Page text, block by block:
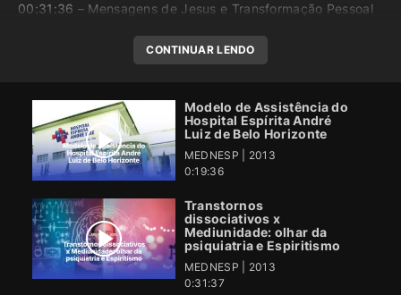
00:31:36 – Mensagens de Jesus e Transformação Pessoal
CONTINUAR LENDO
Modelo de Assistência do
Hospital Espírita André
Luiz de Belo Horizonte
MEDNESP | 2013
0:19:36
Transtornos
dissociativos x
Mediunidade: olhar da
psiquiatria e Espiritismo
MEDNESP | 2013
0:31:37